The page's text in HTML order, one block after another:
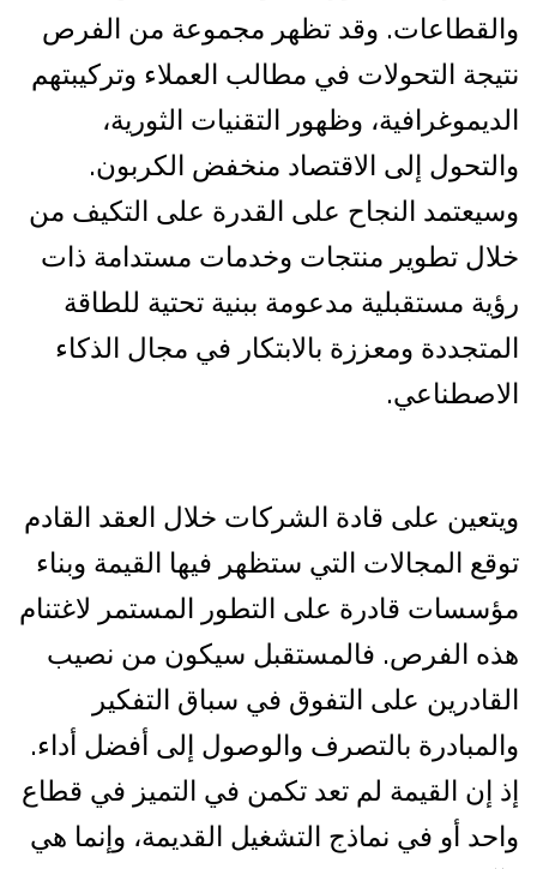
والقطاعات. وقد تظهر مجموعة من الفرص
نتيجة التحولات في مطالب العملاء وتركيبتهم
الديموغرافية، وظهور التقنيات الثورية،
والتحول إلى الاقتصاد منخفض الكربون.
وسيعتمد النجاح على القدرة على التكيف من
خلال تطوير منتجات وخدمات مستدامة ذات
رؤية مستقبلية مدعومة ببنية تحتية للطاقة
المتجددة ومعززة بالابتكار في مجال الذكاء
الاصطناعي.
ويتعين على قادة الشركات خلال العقد القادم
توقع المجالات التي ستظهر فيها القيمة وبناء
مؤسسات قادرة على التطور المستمر لاغتنام
هذه الفرص. فالمستقبل سيكون من نصيب
القادرين على التفوق في سباق التفكير
والمبادرة بالتصرف والوصول إلى أفضل أداء.
إذ إن القيمة لم تعد تكمن في التميز في قطاع
واحد أو في نماذج التشغيل القديمة، وإنما هي